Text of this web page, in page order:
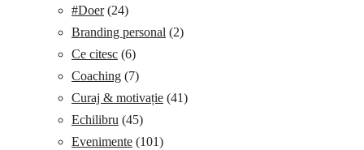
#Doer(24)
Branding personal (2)
Ce citesc (6)
Coaching (7)
Curaj & motivație (41)
Echilibru (45)
Evenimente (101)